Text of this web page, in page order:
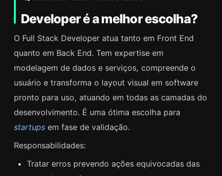
Developer é a melhor escolha?
O Full Stack Developer atua tanto em Front End
quanto em Back End. Tem expertise em
modelagem de dados e serviços, compreende o
usuário e transforma o layout visual em software
pronto para uso, atuando em todas as camadas do
desenvolvimento. É uma ótima escolha para
startups em fase de validação.
Responsabilidades:
Tratar erros prevendo ações equivocadas das